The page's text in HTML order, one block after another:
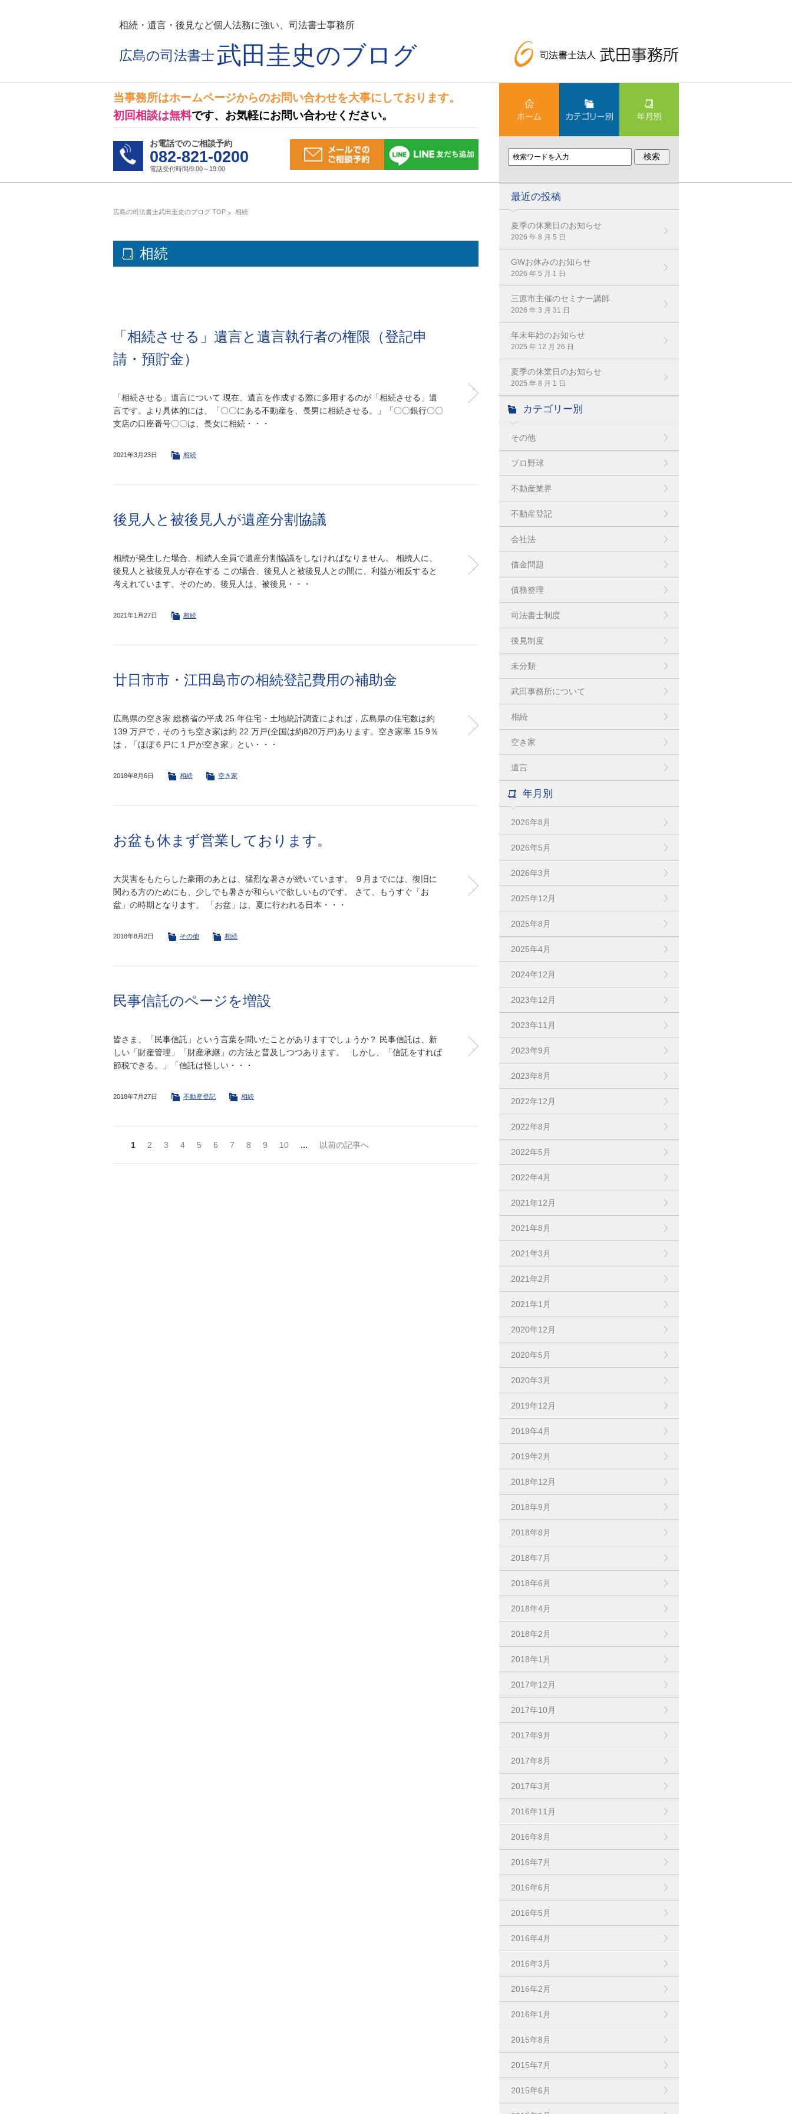
相続・遺言・後見など個人法務に強い、司法書士事務所
広島の司法書士 武田圭史のブログ
当事務所はホームページからのお問い合わせを大事にしております。
初回相談は無料です、お気軽にお問い合わせください。
お電話でのご相談予約
082-821-0200
電話受付時間/9:00～19:00
広島の司法書士武田圭史のブログ TOP 相続
相続
「相続させる」遺言と遺言執行者の権限（登記申
請・預貯金）
「相続させる」遺言について 現在、遺言を作成する際に多用するのが「相続させる」遺
言です。より具体的には、「〇〇にある不動産を、長男に相続させる。」「〇〇銀行〇〇
支店の口座番号〇〇は、長女に相続・・・
2021年3月23日 相続
後見人と被後見人が遺産分割協議
相続が発生した場合、相続人全員で遺産分割協議をしなければなりません。 相続人に、
後見人と被後見人が存在する この場合、後見人と被後見人との間に、利益が相反すると
考えれています。そのため、後見人は、被後見・・・
2021年1月27日 相続
廿日市市・江田島市の相続登記費用の補助金
広島県の空き家 総務省の平成 25 年住宅・土地統計調査によれば，広島県の住宅数は約
139 万戸で，そのうち空き家は約 22 万戸(全国は約820万戸)あります。空き家率 15.9％
は，「ほぼ６戸に１戸が空き家」とい・・・
2018年8月6日 相続 空き家
お盆も休まず営業しております。
大災害をもたらした豪雨のあとは、猛烈な暑さが続いています。 ９月までには、復旧に
関わる方のためにも、少しでも暑さが和らいで欲しいものです。 さて、もうすぐ「お
盆」の時期となります。 「お盆」は、夏に行われる日本・・・
2018年8月2日 その他 相続
民事信託のページを増設
皆さま、「民事信託」という言葉を聞いたことがありますでしょうか？ 民事信託は、新
しい「財産管理」「財産承継」の方法と普及しつつあります。 しかし、「信託をすれば
節税できる。」「信託は怪しい・・・
2018年7月27日 不動産登記 相続
1 2 3 4 5 6 7 8 9 10 ... 以前の記事へ
最近の投稿
夏季の休業日のお知らせ
2026 年 8 月 5 日
GWお休みのお知らせ
2026 年 5 月 1 日
三原市主催のセミナー講師
2026 年 3 月 31 日
年末年始のお知らせ
2025 年 12 月 26 日
夏季の休業日のお知らせ
2025 年 8 月 1 日
カテゴリー別
その他
プロ野球
不動産業界
不動産登記
会社法
借金問題
債務整理
司法書士制度
後見制度
未分類
武田事務所について
相続
空き家
遺言
年月別
2026年8月
2026年5月
2026年3月
2025年12月
2025年8月
2025年4月
2024年12月
2023年12月
2023年11月
2023年9月
2023年8月
2022年12月
2022年8月
2022年5月
2022年4月
2021年12月
2021年8月
2021年3月
2021年2月
2021年1月
2020年12月
2020年5月
2020年3月
2019年12月
2019年4月
2019年2月
2018年12月
2018年9月
2018年8月
2018年7月
2018年6月
2018年4月
2018年2月
2018年1月
2017年12月
2017年10月
2017年9月
2017年8月
2017年3月
2016年11月
2016年8月
2016年7月
2016年6月
2016年5月
2016年4月
2016年3月
2016年2月
2016年1月
2015年8月
2015年7月
2015年6月